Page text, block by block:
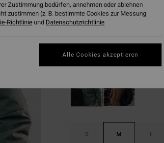
SALE
DOPPELTER RABATT EXTRA 25%
FarbeHunter
S M L
Zustimmung bedürfen, annehmen oder ablehnen
zustimmen (z. B. bestimmte Cookies zur Messung
Richtlinie und Datenschutzrichtlinie
Alle Cookies akzeptieren